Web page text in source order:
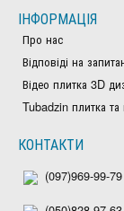
ІНФОРМАЦІЯ
Про нас
Відповіді на
Відео плитка 3D
Tubadzin плитка
КОНТАКТИ
(097)969-99-79